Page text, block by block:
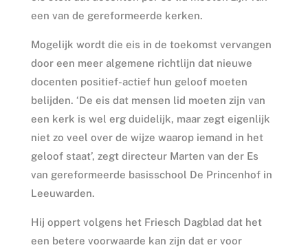
een van de gereformeerde kerken.
Mogelijk wordt die eis in de toekomst vervangen
door een meer algemene richtlijn dat nieuwe
docenten positief-actief hun geloof moeten
belijden. ‘De eis dat mensen lid moeten zijn van
een kerk is wel erg duidelijk, maar zegt eigenlijk
niet zo veel over de wijze waarop iemand in het
geloof staat’, zegt directeur Marten van der Es
van gereformeerde basisschool De Princenhof in
Leeuwarden.
Hij oppert volgens het Friesch Dagblad dat het
een betere voorwaarde kan zijn dat er voor